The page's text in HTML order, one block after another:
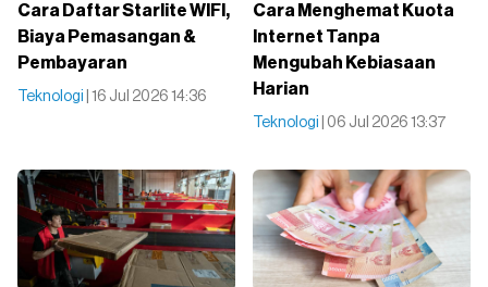
Cara Daftar Starlite WIFI,
Biaya Pemasangan &
Pembayaran
Teknologi | 16 Jul 2026 14:36
Cara Menghemat Kuota
Internet Tanpa
Mengubah Kebiasaan
Harian
Teknologi | 06 Jul 2026 13:37